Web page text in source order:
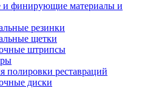
и финирующие материалы и
резинки
щетки
штрипсы
полировки реставраций
диски